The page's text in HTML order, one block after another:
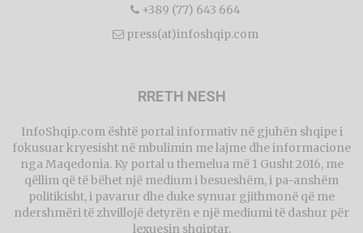
+389 (77) 643 664
press(at)infoshqip.com
RRETH NESH
InfoShqip.com është portal informativ në gjuhën shqipe i
fokusuar kryesisht në mbulimin me lajme dhe informacione
nga Maqedonia. Ky portal u themelua më 1 Gusht 2016, me
qëllim që të bëhet një medium i besueshëm, i pa-anshëm
politikisht, i pavarur dhe duke synuar gjithmonë që me
ndershmëri të zhvillojë detyrën e një mediumi të dashur për
lexuesin shqiptar.